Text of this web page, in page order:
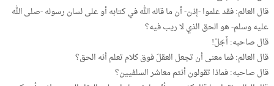
قال العالم: فقد علموا -إذن- أن ما قاله الله في كتابه أو على لسان رسوله -صلى الله
عليه وسلم- هو الحق الذي لا ريب فيه؟
قال صاحبه: أَجَلْ!
قال العالم: فما معنى أن تجعل العقلَ فوق كلام تعلم أنه الحق؟
قال صاحبه: فماذا تقولون أنتم معاشر السلفيين؟